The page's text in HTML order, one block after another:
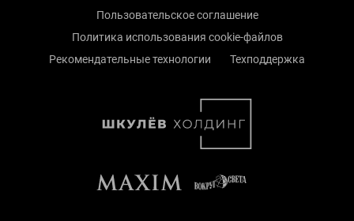
Пользовательское соглашение
Политика использования cookie-файлов
Рекомендательные технологии
Техподдержка